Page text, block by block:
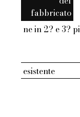
fabbricato
ne in 2? e 3?
esistente